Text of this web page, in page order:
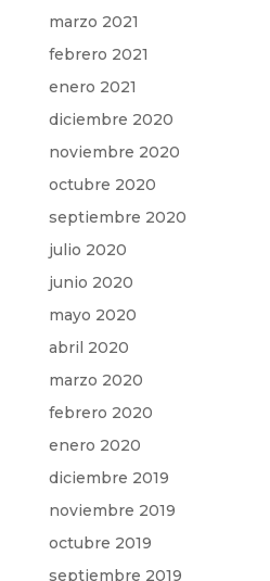
marzo 2021
febrero 2021
enero 2021
diciembre 2020
noviembre 2020
octubre 2020
septiembre 2020
julio 2020
junio 2020
mayo 2020
abril 2020
marzo 2020
febrero 2020
enero 2020
diciembre 2019
noviembre 2019
octubre 2019
septiembre 2019